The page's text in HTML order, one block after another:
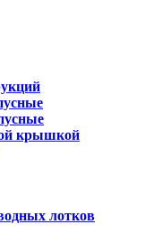
крышкой
лотков